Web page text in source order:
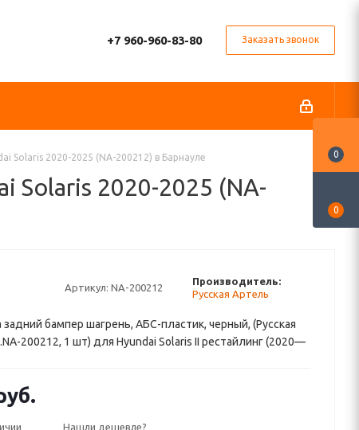
+7 960-960-83-80 Заказать звонок
Solaris 2020-2025 (NA-200212) в Барнауле
Solaris 2020-2025 (NA-
Артикул: NA-200212
Производитель:
Русская Артель
задний бампер шагрень, АБС-пластик, черный, (Русская
200212, 1 шт) для Hyundai Solaris II рестайлинг (2020—
Нашли дешевле?
0
0